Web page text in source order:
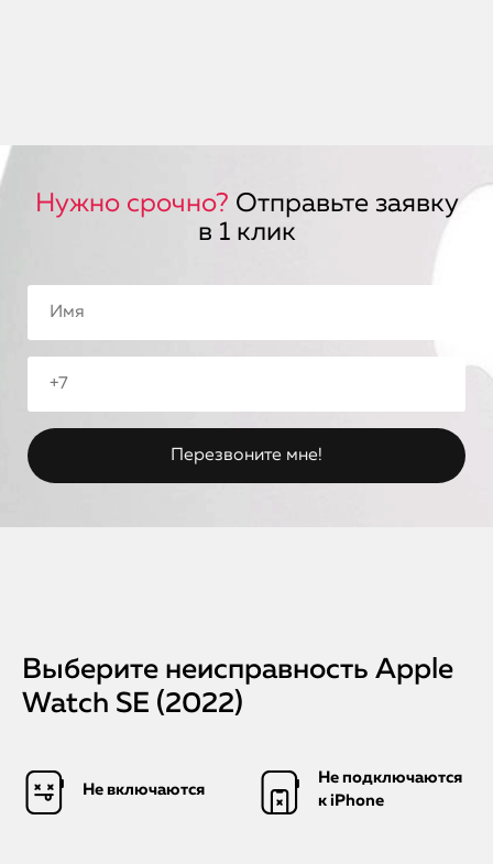
Нужно срочно? Отправьте заявку
в 1 клик
Выберите неисправность Apple
Watch SE (2022)
Не включаются
Не подключаются
к iPhone